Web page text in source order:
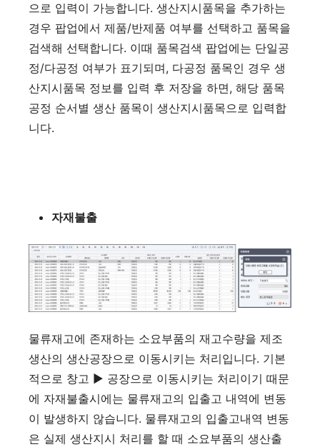
으로 입력이 가능합니다. 생산지시품목을 추가하는
경우 팝업에서 제품/반제품 여부를 선택하고 품목을
검색해 선택합니다. 이때 품목검색 팝업에는 단일공
정/다공정 여부가 표기되며, 다공정 품목인 경우 생
산지시품목 정보를 입력 후 저장을 하면, 해당 품목
공정 순서별 생산 품목이 생산지시품목으로 입력합
니다.
자재불출
물류재고에 존재하는 소요부품의 재고수량을 제조
생산의 생산공장으로 이동시키는 처리입니다. 기본
적으로 창고 ▶ 공장으로 이동시키는 처리이기 때문
에 자재불출시에는 물류재고의 입출고 내역에 변동
이 발생하지 않습니다. 물류재고의 입출고내역 변동
은 실제 생산지시 처리를 할 때 소요부품의 생산출